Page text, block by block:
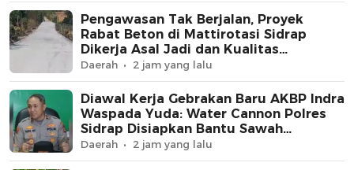
Pengawasan Tak Berjalan, Proyek
Rabat Beton di Mattirotasi Sidrap
Dikerja Asal Jadi dan Kualitas
Meragukan
Daerah 2 jam yang lalu
Diawal Kerja Gebrakan Baru AKBP Indra
Waspada Yuda: Water Cannon Polres
Sidrap Disiapkan Bantu Sawah
Kekurangan Air
Daerah 2 jam yang lalu